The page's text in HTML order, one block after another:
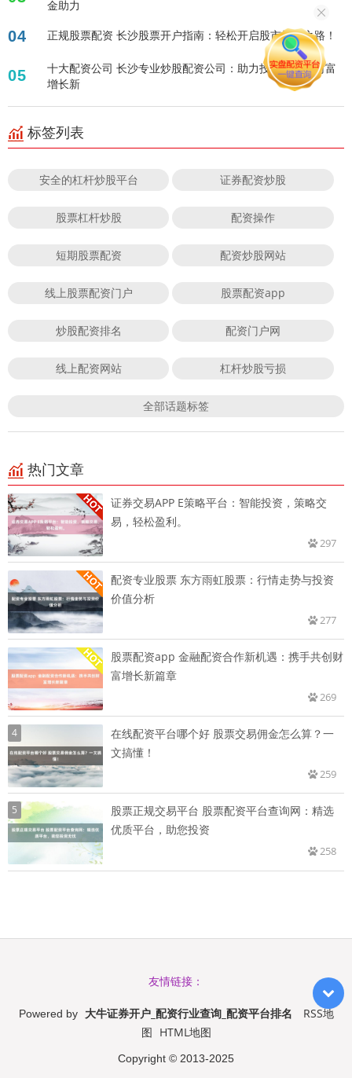
金助力
04 正规股票配资 长沙股票开户指南：轻松开启股市投资之路！
05
十大配资公司 长沙专业炒股配资公司：助力投资者实现财富
增长新
标签列表
安全的杠杆炒股平台 证券配资炒股
股票杠杆炒股 配资操作
短期股票配资 配资炒股网站
线上股票配资门户 股票配资app
炒股配资排名 配资门户网
线上配资网站 杠杆炒股亏损
全部话题标签
热门文章
证券交易APP E策略平台：智能投资，策略交
易，轻松盈利。
297
配资专业股票 东方雨虹股票：行情走势与投资
价值分析
277
股票配资app 金融配资合作新机遇：携手共创财
富增长新篇章
269
4
在线配资平台哪个好 股票交易佣金怎么算？一
文搞懂！
259
5
股票正规交易平台 股票配资平台查询网：精选
优质平台，助您投资
258
友情链接：
Powered by 大牛证券开户_配资行业查询_配资平台排名
RSS地
图 HTML地图
Copyright © 2013-2025